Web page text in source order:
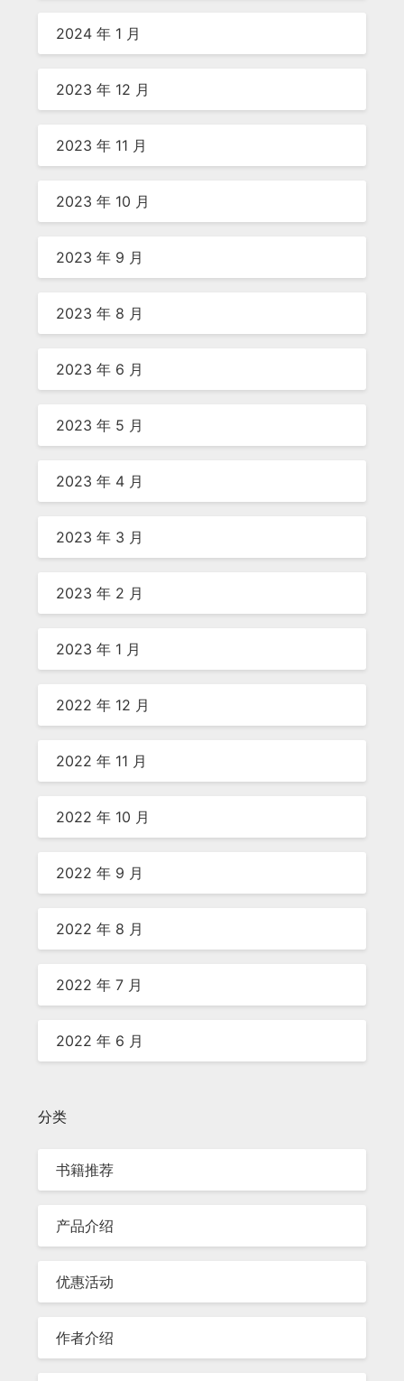
2024 年 1 月
2023 年 12 月
2023 年 11 月
2023 年 10 月
2023 年 9 月
2023 年 8 月
2023 年 6 月
2023 年 5 月
2023 年 4 月
2023 年 3 月
2023 年 2 月
2023 年 1 月
2022 年 12 月
2022 年 11 月
2022 年 10 月
2022 年 9 月
2022 年 8 月
2022 年 7 月
2022 年 6 月
分类
书籍推荐
产品介绍
优惠活动
作者介绍